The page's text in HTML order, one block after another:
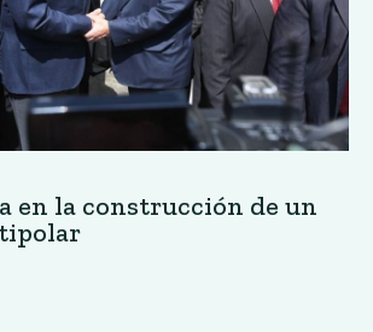
en la construcción de un